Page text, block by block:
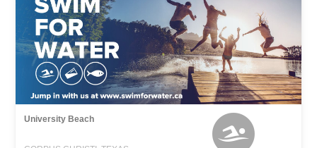
University Beach